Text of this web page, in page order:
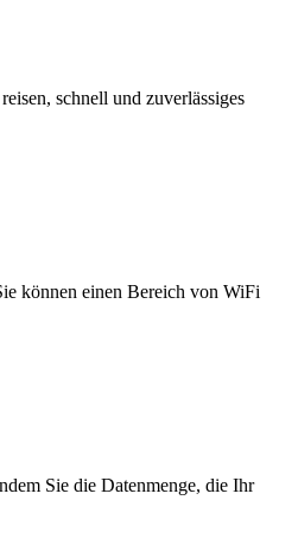
schnell und zuverlässiges
können einen Bereich von WiFi
Sie die Datenmenge, die Ihr